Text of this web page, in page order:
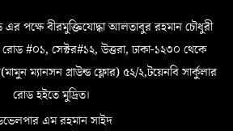
এর পক্ষে বীরমুক্তিযোদ্ধা আলতাবুর রহমান চৌধুরী
#০১, সেক্টর#১২, উত্তরা, ঢাকা-১২৩০ থেকে
ম্যানসন গ্রাউন্ড ফ্লোর) ৫২/২,টয়েনবি সার্কুলার
রোড হইতে মুদ্রিত।
এম রহমান সাইদ